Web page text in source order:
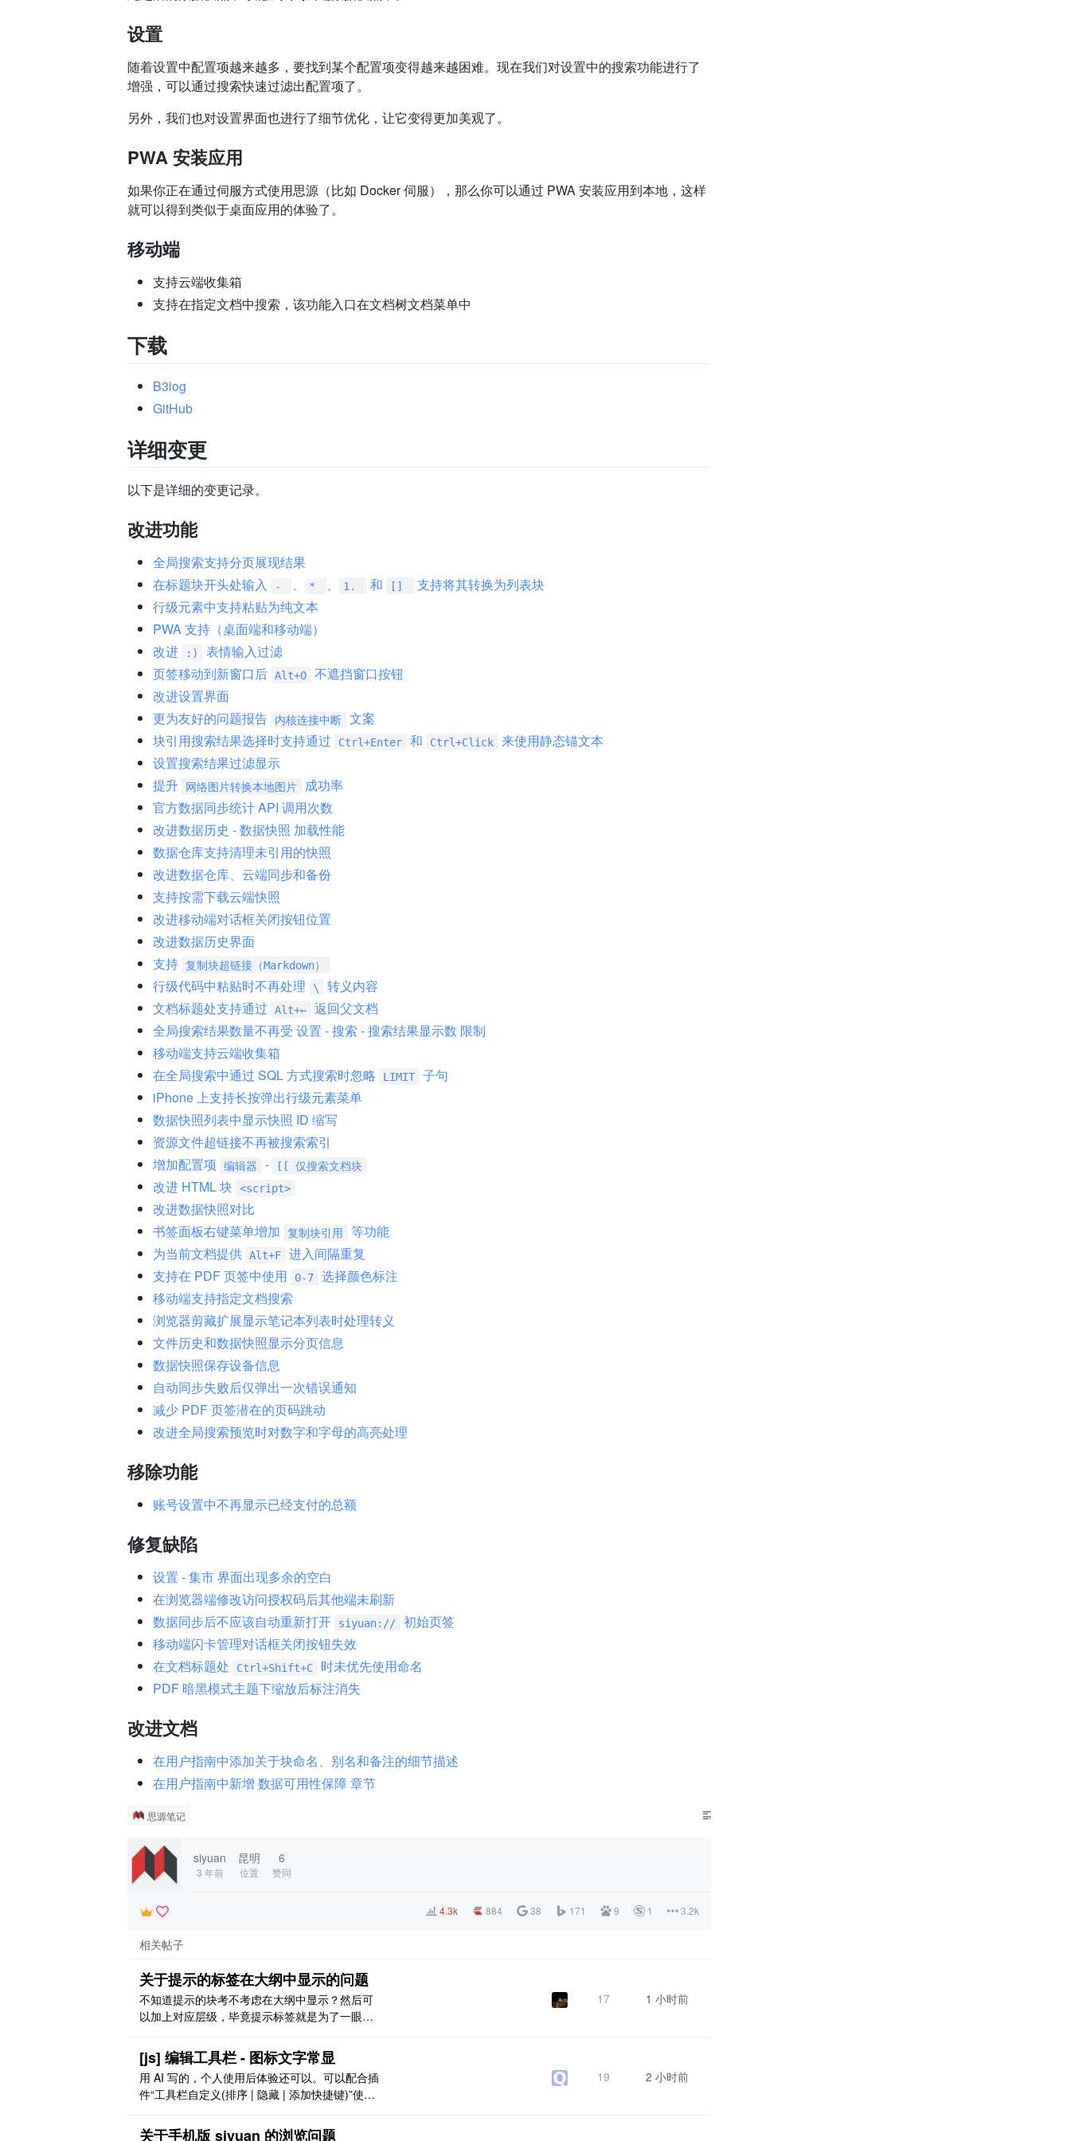
设置
随着设置中配置项越来越多，要找到某个配置项变得越来越困难。现在我们对设置中的搜索功能进行了
增强，可以通过搜索快速过滤出配置项了。
另外，我们也对设置界面也进行了细节优化，让它变得更加美观了。
PWA 安装应用
如果你正在通过伺服方式使用思源（比如 Docker 伺服），那么你可以通过 PWA 安装应用到本地，这样
就可以得到类似于桌面应用的体验了。
移动端
支持云端收集箱
支持在指定文档中搜索，该功能入口在文档树文档菜单中
下载
B3log
GitHub
详细变更
以下是详细的变更记录。
改进功能
全局搜索支持分页展现结果
在标题块开头处输入
- 、 * 、 1. 和 []
支持将其转换为列表块
行级元素中支持粘贴为纯文本
PWA 支持（桌面端和移动端）
改进
:)
表情输入过滤
页签移动到新窗口后 Alt+O
不遮挡窗口按钮
改进设置界面
更为友好的问题报告
内核连接中断
文案
块引用搜索结果选择时支持通过
Ctrl+Enter 和 Ctrl+Click
来使用静态锚文本
设置搜索结果过滤显示
提升
网络图片转换本地图片
成功率
官方数据同步统计 API 调用次数
改进数据历史 - 数据快照 加载性能
数据仓库支持清理未引用的快照
改进数据仓库、云端同步和备份
支持按需下载云端快照
改进移动端对话框关闭按钮位置
改进数据历史界面
支持 复制块超链接（Markdown）
行级代码中粘贴时不再处理 \
转义内容
文档标题处支持通过
Alt+←
返回父文档
全局搜索结果数量不再受 设置 - 搜索 - 搜索结果显示数 限制
移动端支持云端收集箱
在全局搜索中通过 SQL 方式搜索时忽略
LIMIT
子句
iPhone 上支持长按弹出行级元素菜单
数据快照列表中显示快照 ID 缩写
资源文件超链接不再被搜索索引
增加配置项
编辑器 - [[ 仅搜索文档块
改进 HTML 块 <script>
改进数据快照对比
书签面板右键菜单增加
复制块引用
等功能
为当前文档提供 Alt+F
进入间隔重复
支持在 PDF 页签中使用
0-7
选择颜色标注
移动端支持指定文档搜索
浏览器剪藏扩展显示笔记本列表时处理转义
文件历史和数据快照显示分页信息
数据快照保存设备信息
自动同步失败后仅弹出一次错误通知
减少 PDF 页签潜在的页码跳动
改进全局搜索预览时对数字和字母的高亮处理
移除功能
账号设置中不再显示已经支付的总额
修复缺陷
设置 - 集市 界面出现多余的空白
在浏览器端修改访问授权码后其他端未刷新
数据同步后不应该自动重新打开
siyuan://
初始页签
移动端闪卡管理对话框关闭按钮失效
在文档标题处
Ctrl+Shift+C
时未优先使用命名
PDF 暗黑模式主题下缩放后标注消失
改进文档
在用户指南中添加关于块命名、别名和备注的细节描述
在用户指南中新增 数据可用性保障 章节
思源笔记
siyuan
3 年前
昆明
位置
6
赞同
4.3k 884 38 171 9 1 3.2k
相关帖子
关于提示的标签在大纲中显示的问题
不知道提示的块考不考虑在大纲中显示？然后可
以加上对应层级，毕竟提示标签就是为了一眼看
17 1 小时前
[js] 编辑工具栏 - 图标文字常显
用 AI 写的，个人使用后体验还可以。可以配合插
件“工具栏自定义(排序 | 隐藏 | 添加快捷键)”使
=====================================
19 2 小时前
关于手机版 siyuan 的浏览问题